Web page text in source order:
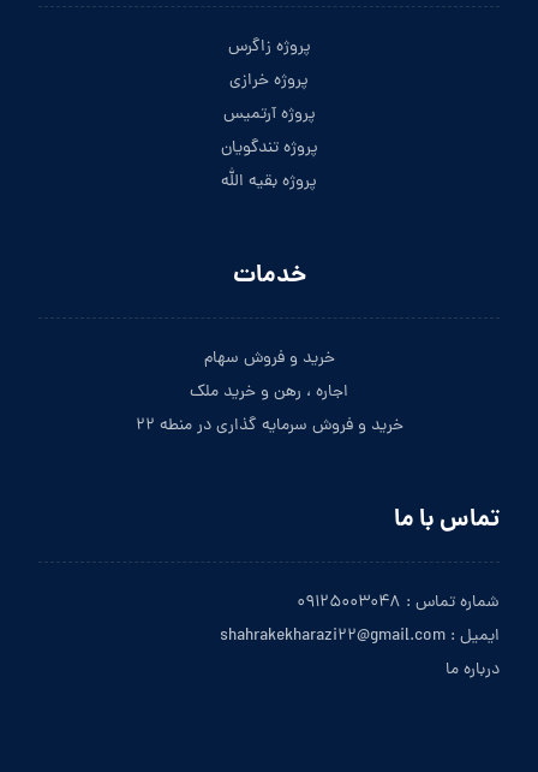
پروژه زاگرس
پروژه خرازی
پروژه آرتمیس
پروژه تندگویان
پروژه بقیه الله
خدمات
خرید و فروش سهام
اجاره ، رهن و خرید ملک
خرید و فروش سرمایه گذاری در منطه ۲۲
تماس با ما
شماره تماس : ۰۹۱۲۵۰۰۳۰۴۸
ایمیل : shahrakekharazi۲۲@gmail.com
درباره ما